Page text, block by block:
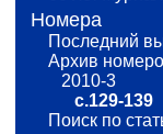
Номера
Последний
Архив
2010-3
с.129-139
Поиск по